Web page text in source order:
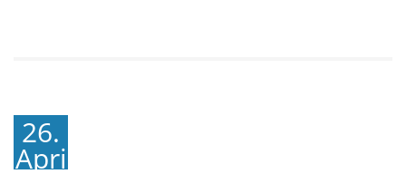
26.
April